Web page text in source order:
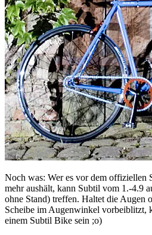
Noch was: Wer es vor dem offiziellen
mehr aushält, kann Subtil vom 1.-4.9
ohne Stand) treffen. Haltet die Augen
Scheibe im Augenwinkel vorbeiblitzt,
einem Subtil Bike sein ;o)